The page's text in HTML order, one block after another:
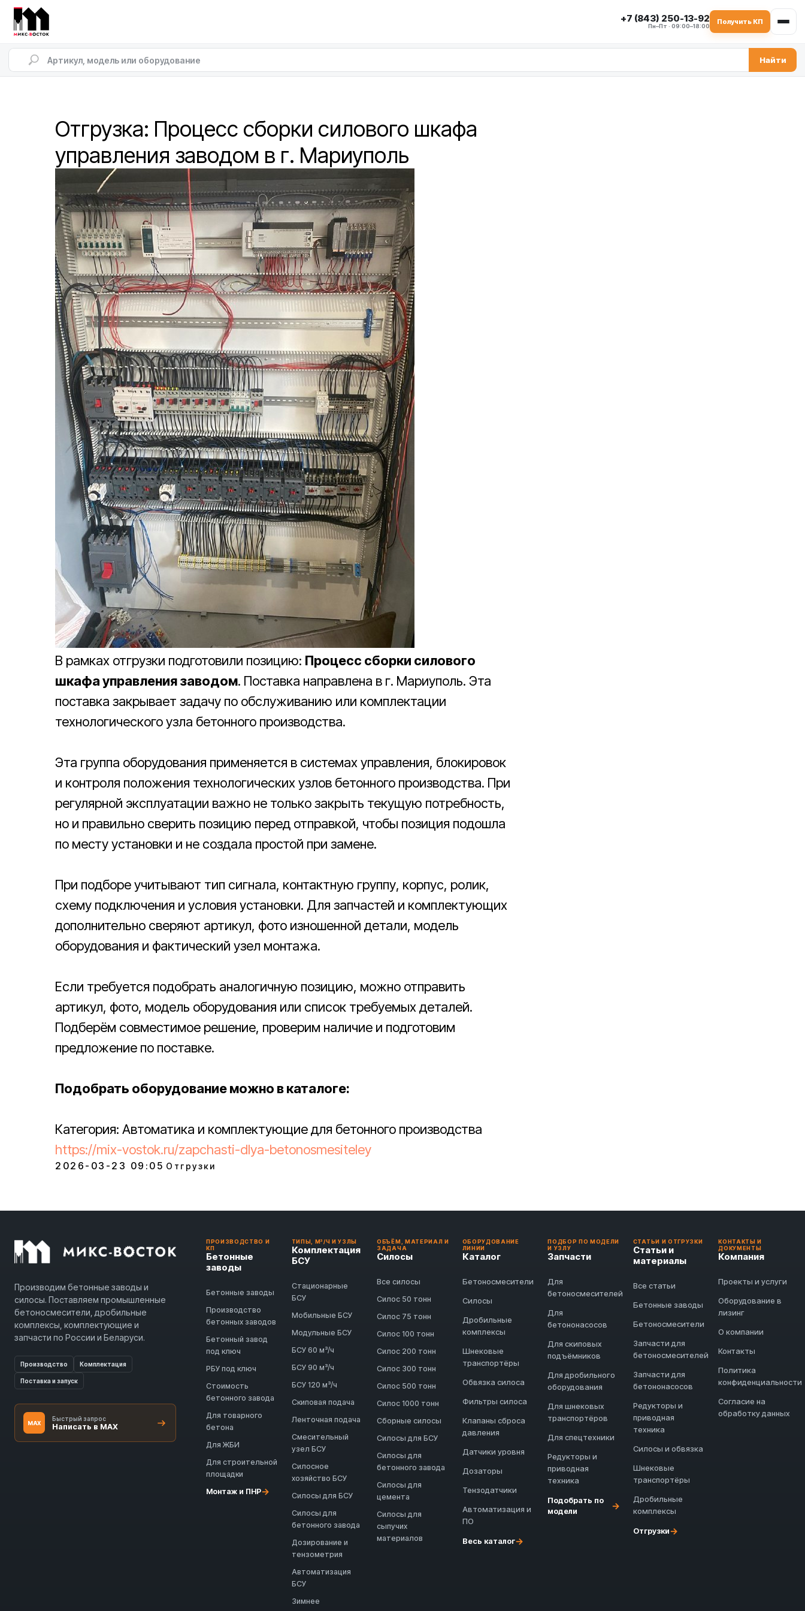
+7 (843) 250-13-92
Пн–Пт · 09:00–18:00
Получить КП
Найти
Отгрузка: Процесс сборки силового шкафа
управления заводом в г. Мариуполь
В рамках отгрузки подготовили позицию: Процесс сборки силового
шкафа управления заводом. Поставка направлена в г. Мариуполь. Эта
поставка закрывает задачу по обслуживанию или комплектации
технологического узла бетонного производства.
Эта группа оборудования применяется в системах управления, блокировок
и контроля положения технологических узлов бетонного производства. При
регулярной эксплуатации важно не только закрыть текущую потребность,
но и правильно сверить позицию перед отправкой, чтобы позиция подошла
по месту установки и не создала простой при замене.
При подборе учитывают тип сигнала, контактную группу, корпус, ролик,
схему подключения и условия установки. Для запчастей и комплектующих
дополнительно сверяют артикул, фото изношенной детали, модель
оборудования и фактический узел монтажа.
Если требуется подобрать аналогичную позицию, можно отправить
артикул, фото, модель оборудования или список требуемых деталей.
Подберём совместимое решение, проверим наличие и подготовим
предложение по поставке.
Подобрать оборудование можно в каталоге:
Категория: Автоматика и комплектующие для бетонного производства
https://mix-vostok.ru/zapchasti-dlya-betonosmesiteley
2026-03-23 09:05 Отгрузки
Производим бетонные заводы и
силосы. Поставляем промышленные
бетоносмесители, дробильные
комплексы, комплектующие и
запчасти по России и Беларуси.
Производство Комплектация
Поставка и запуск
MAX
Быстрый запрос
Написать в MAX
ПРОИЗВОДСТВО И
КП
Бетонные
заводы
Бетонные заводы
Производство
бетонных заводов
Бетонный завод
под ключ
РБУ под ключ
Стоимость
бетонного завода
Для товарного
бетона
Для ЖБИ
Для строительной
площадки
Монтаж и ПНР→
ТИПЫ, М³/Ч И УЗЛЫ
Комплектация
БСУ
Стационарные
БСУ
Мобильные БСУ
Модульные БСУ
БСУ 60 м³/ч
БСУ 90 м³/ч
БСУ 120 м³/ч
Скиповая подача
Ленточная подача
Смесительный
узел БСУ
Силосное
хозяйство БСУ
Силосы для БСУ
Силосы для
бетонного завода
Дозирование и
тензометрия
Автоматизация
БСУ
Зимнее
ОБЪЁМ, МАТЕРИАЛ И
ЗАДАЧА
Силосы
Все силосы
Силос 50 тонн
Силос 75 тонн
Силос 100 тонн
Силос 200 тонн
Силос 300 тонн
Силос 500 тонн
Силос 1000 тонн
Сборные силосы
Силосы для БСУ
Силосы для
бетонного завода
Силосы для
цемента
Силосы для
сыпучих
материалов
ОБОРУДОВАНИЕ
ЛИНИИ
Каталог
Бетоносмесители
Силосы
Дробильные
комплексы
Шнековые
транспортёры
Обвязка силоса
Фильтры силоса
Клапаны сброса
давления
Датчики уровня
Дозаторы
Тензодатчики
Автоматизация и
ПО
Весь каталог→
ПОДБОР ПО МОДЕЛИ
И УЗЛУ
Запчасти
Для
бетоносмесителей
Для
бетононасосов
Для скиповых
подъёмников
Для дробильного
оборудования
Для шнековых
транспортёров
Для спецтехники
Редукторы и
приводная
техника
Подобрать по
модели
→
СТАТЬИ И ОТГРУЗКИ
Статьи и
материалы
Все статьи
Бетонные заводы
Бетоносмесители
Запчасти для
бетоносмесителей
Запчасти для
бетононасосов
Редукторы и
приводная
техника
Силосы и обвязка
Шнековые
транспортёры
Дробильные
комплексы
Отгрузки→
КОНТАКТЫ И
ДОКУМЕНТЫ
Компания
Проекты и услуги
Оборудование в
лизинг
О компании
Контакты
Политика
конфиденциальности
Согласие на
обработку данных